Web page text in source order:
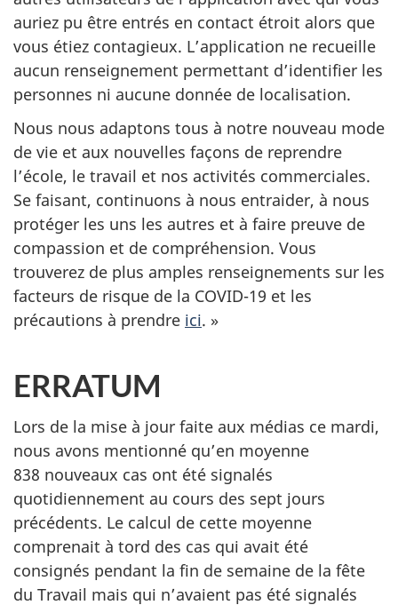
auriez pu être entrés en contact étroit alors que
vous étiez contagieux. L’application ne recueille
aucun renseignement permettant d’identifier les
personnes ni aucune donnée de localisation.
Nous nous adaptons tous à notre nouveau mode
de vie et aux nouvelles façons de reprendre
l’école, le travail et nos activités commerciales.
Se faisant, continuons à nous entraider, à nous
protéger les uns les autres et à faire preuve de
compassion et de compréhension. Vous
trouverez de plus amples renseignements sur les
facteurs de risque de la COVID-19 et les
précautions à prendre ici. »
ERRATUM
Lors de la mise à jour faite aux médias ce mardi,
nous avons mentionné qu’en moyenne
838 nouveaux cas ont été signalés
quotidiennement au cours des sept jours
précédents. Le calcul de cette moyenne
comprenait à tord des cas qui avait été
consignés pendant la fin de semaine de la fête
du Travail mais qui n’avaient pas été signalés